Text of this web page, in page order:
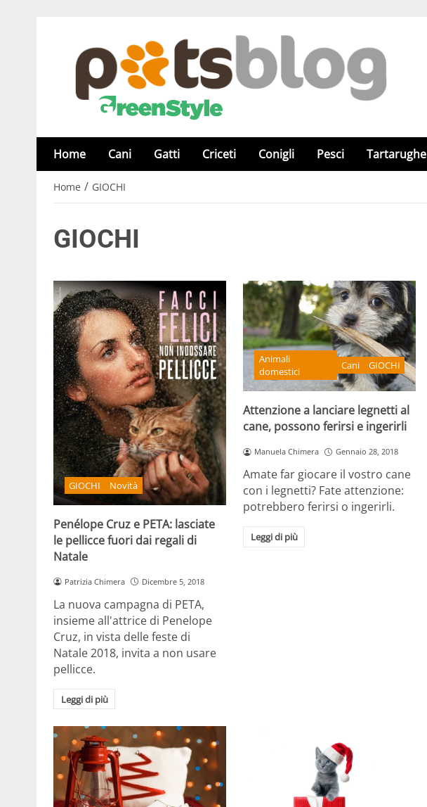
Home Cani Gatti Criceti Conigli Pesci Tartarughe
Home / GIOCHI
GIOCHI
GIOCHI Novità
Penélope Cruz e PETA: lasciate
le pellicce fuori dai regali di
Natale
Patrizia Chimera Dicembre 5, 2018
La nuova campagna di PETA,
insieme all'attrice di Penelope
Cruz, in vista delle feste di
Natale 2018, invita a non usare
pellicce.
Leggi di più
Animali
domestici
Cani GIOCHI
Attenzione a lanciare legnetti al
cane, possono ferirsi e ingerirli
Manuela Chimera Gennaio 28, 2018
Amate far giocare il vostro cane
con i legnetti? Fate attenzione:
potrebbero ferirsi o ingerirli.
Leggi di più